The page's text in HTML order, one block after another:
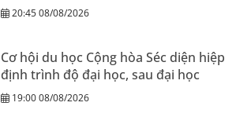
20:45 08/08/2026
Cơ hội du học Cộng hòa Séc diện hiệp
định trình độ đại học, sau đại học
19:00 08/08/2026